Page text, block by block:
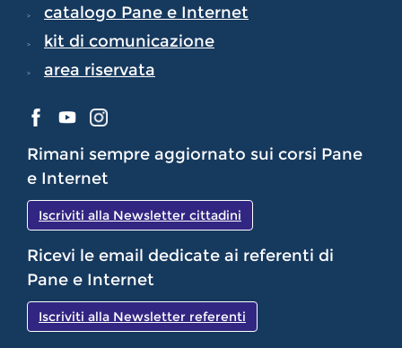
catalogo Pane e Internet
kit di comunicazione
area riservata
Rimani sempre aggiornato sui corsi Pane
e Internet
Iscriviti alla Newsletter cittadini
Ricevi le email dedicate ai referenti di
Pane e Internet
Iscriviti alla Newsletter referenti